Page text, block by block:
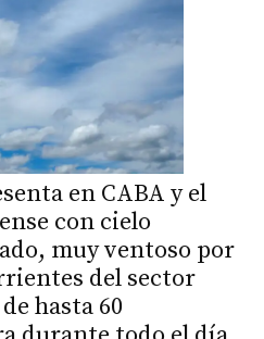
en CABA y el
con cielo
muy ventoso por
del sector
hasta 60